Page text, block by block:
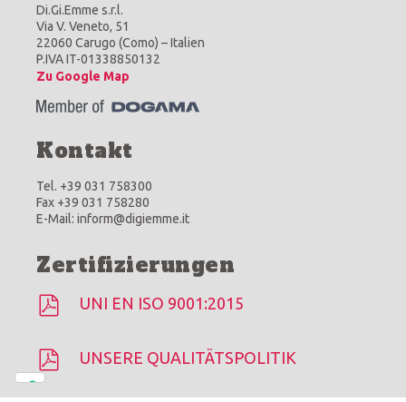
Di.Gi.Emme s.r.l.
Via V. Veneto, 51
22060 Carugo (Como) – Italien
P.IVA IT-01338850132
Zu Google Map
Kontakt
Tel. +39 031 758300
Fax +39 031 758280
E-Mail: inform@digiemme.it
Zertifizierungen
UNI EN ISO 9001:2015
UNSERE QUALITÄTSPOLITIK